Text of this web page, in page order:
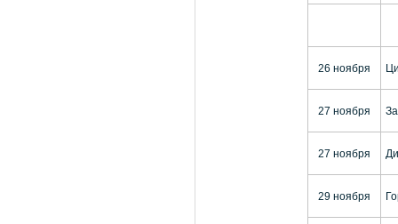
26 ноября
27 ноября
27 ноября
29 ноября